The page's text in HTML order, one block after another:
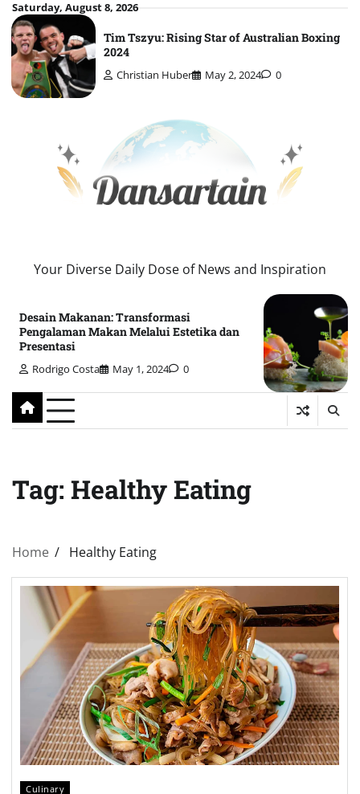
Skip
to
content
Saturday, August 8, 2026
Tim Tszyu: Rising Star of Australian Boxing
2024
Christian Huber May 2, 2024 0
Your Diverse Daily Dose of News and Inspiration
Desain Makanan: Transformasi
Pengalaman Makan Melalui Estetika dan
Presentasi
Rodrigo Costa May 1, 2024 0
Tag: Healthy Eating
Home Healthy Eating
Culinary